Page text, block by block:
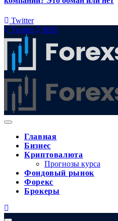
Twitter
Twitter
RSS
Главная
Бизнес
Криптовалюта
Прогнозы курса
Фондовый рынок
Форекс
Брокеры